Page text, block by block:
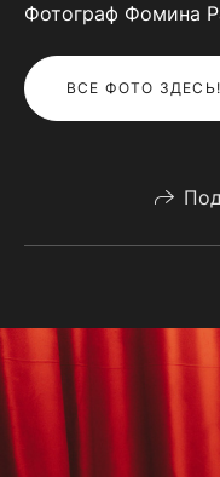
Фотограф Фомина
ВСЕ ФОТО ЗДЕСЬ!